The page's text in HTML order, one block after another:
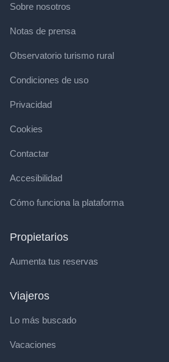
Sobre nosotros
Notas de prensa
Observatorio turismo rural
Condiciones de uso
Privacidad
Cookies
Contactar
Accesibilidad
Cómo funciona la plataforma
Propietarios
Aumenta tus reservas
Viajeros
Lo más buscado
Vacaciones